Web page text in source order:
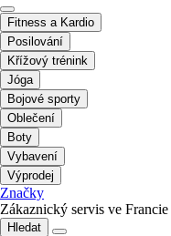
Fitness a Kardio
Posilování
Křížový trénink
Jóga
Bojové sporty
Oblečení
Boty
Vybavení
Výprodej
Značky
Zákaznický servis ve Francie
Hledat